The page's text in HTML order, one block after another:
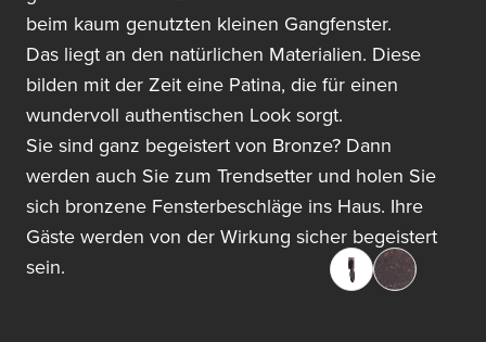
beim kaum genutzten kleinen Gangfenster.
Das liegt an den natürlichen Materialien. Diese
bilden mit der Zeit eine Patina, die für einen
wundervoll authentischen Look sorgt.
Sie sind ganz begeistert von Bronze? Dann
werden auch Sie zum Trendsetter und holen Sie
sich bronzene Fensterbeschläge ins Haus. Ihre
Gäste werden von der Wirkung sicher begeistert
sein.